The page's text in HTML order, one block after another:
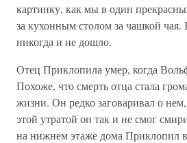
картинку, как мы в один
за кухонным столом за чашкой чая.
никогда и не дошло.
Отец Приклопила умер, когда
Похоже, что смерть отца стала
жизни. Он редко заговаривал о
этой утратой он так и не смог
на нижнем этаже дома Приклопил